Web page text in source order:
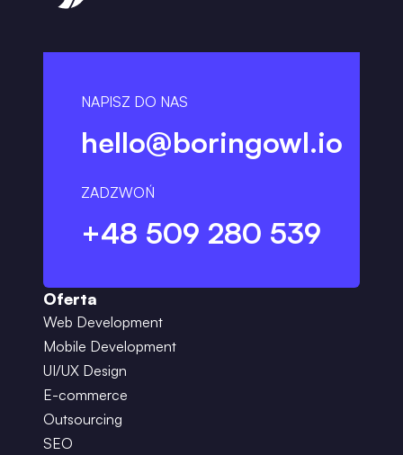
NAPISZ DO NAS
hello@boringowl.io
ZADZWOŃ
+48 509 280 539
Oferta
Web Development
Mobile Development
UI/UX Design
E-commerce
Outsourcing
SEO